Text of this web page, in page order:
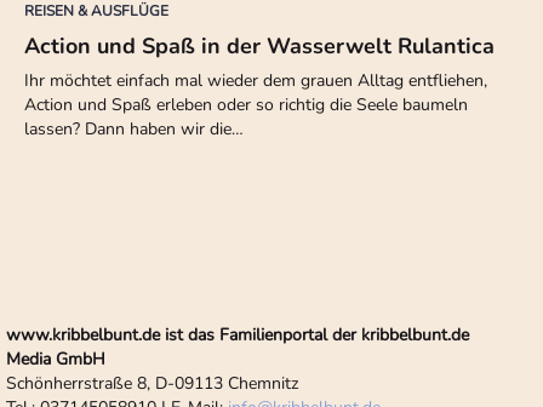
REISEN & AUSFLÜGE
Action und Spaß in der Wasserwelt Rulantica
Ihr möchtet einfach mal wieder dem grauen Alltag entfliehen,
Action und Spaß erleben oder so richtig die Seele baumeln
lassen? Dann haben wir die…
www.kribbelbunt.de ist das Familienportal der kribbelbunt.de
Media GmbH
Schönherrstraße 8, D-09113 Chemnitz